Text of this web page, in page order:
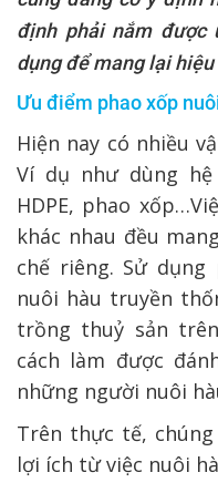
định phải nắm được
dụng để mang lại
Ưu điểm phao xốp
Hiện nay có nhiều
Ví dụ như dùng
HDPE, phao
khác nhau đều
chế riêng. Sử
nuôi hàu truyền
trồng thuỷ sản
cách làm được
những người nuôi
Trên thực tế,
lợi ích từ việc nuôi